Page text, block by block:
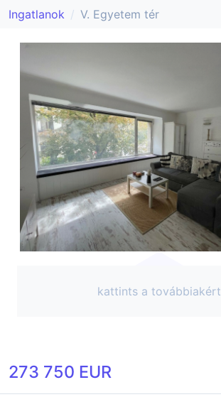
Ingatlanok
V. Egyetem tér
kattints a továbbiakért
273 750 EUR